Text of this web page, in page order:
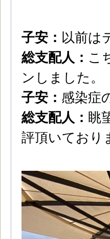
子安： 以前は
総支配人： こ
ンしました。
子安： 感染症
総支配人： 眺
評頂いており